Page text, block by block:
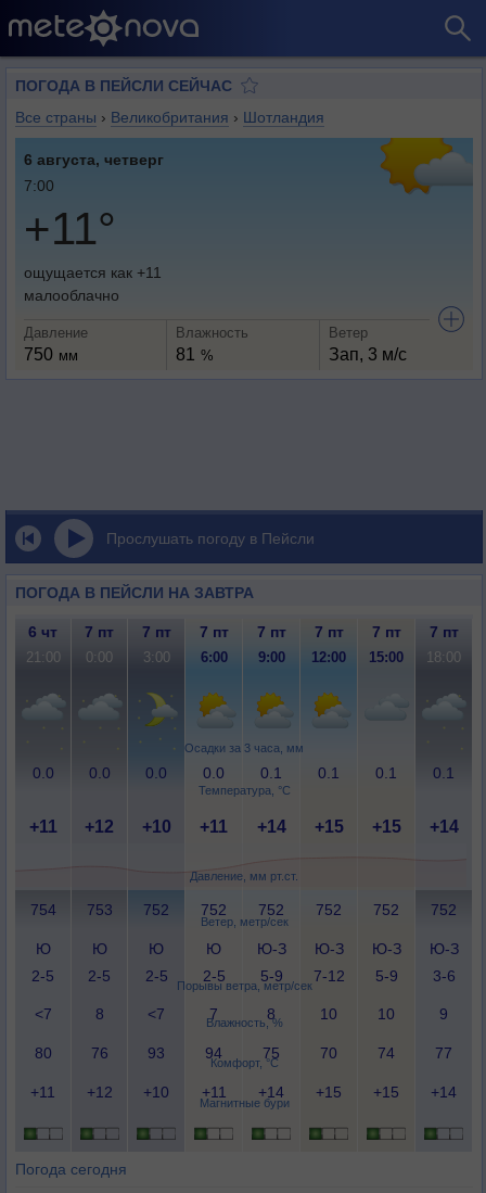
ПОГОДА В ПЕЙСЛИ СЕЙЧАС
Все страны › Великобритания › Шотландия
6 августа, четверг
7:00
+11°
ощущается как +11
малооблачно
Давление
750 мм
Влажность
81 %
Ветер
Зап, 3 м/с
Прослушать погоду в Пейсли
ПОГОДА В ПЕЙСЛИ НА ЗАВТРА
Осадки за 3 часа, мм
Температура, °C
Давление, мм рт.ст.
Ветер, метр/сек
Порывы ветра, метр/сек
Влажность, %
Комфорт, °C
Магнитные бури
6 чт 7 пт 7 пт 7 пт 7 пт 7 пт 7 пт 7 пт
21:00 0:00 3:00 6:00 9:00 12:00 15:00 18:00
0.0 0.0 0.0 0.0 0.1 0.1 0.1 0.1
+11 +12 +10 +11 +14 +15 +15 +14
754 753 752 752 752 752 752 752
Ю
2-5
Ю
2-5
Ю
2-5
Ю
2-5
Ю-З
5-9
Ю-З
7-12
Ю-З
5-9
Ю-З
3-6
<7 8 <7 7 8 10 10 9
80 76 93 94 75 70 74 77
+11 +12 +10 +11 +14 +15 +15 +14
Погода сегодня